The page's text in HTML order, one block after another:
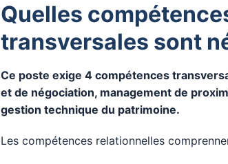
Quelles
transversales sont
Ce poste exige 4 compétences
et de négociation, management de
gestion technique du patrimoine.
Les compétences relationnelles